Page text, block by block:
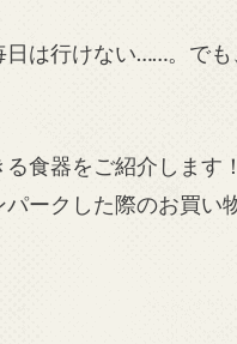
は行けない……。で
食器をご紹介します
ークした際のお買い